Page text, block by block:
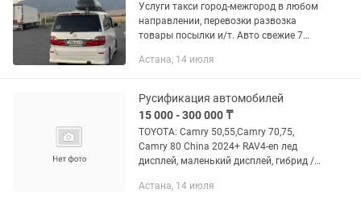
Услуги такси город-межгород в любом
направлении, перевозки развозка
товары посылки и/т. Авто свежие 7
кожные салон 2 зонный климат-
Астана, 14 июля
Русификация автомобилей
15 000 - 300 000 ₸
TOYOTA: Camry 50,55,Camry 70,75,
Camry 80 China 2024+ RAV4-en лед
дисплей, маленький дисплей, гибрид /
(2021+), CH-R -(рест/дорест), Siena
Астана, 14 июля